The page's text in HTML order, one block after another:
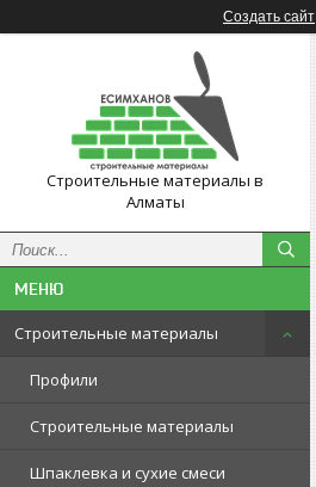
Создать сайт
Строительные материалы в
Алматы
Строительные материалы
Профили
Строительные материалы
Шпаклевка и сухие смеси